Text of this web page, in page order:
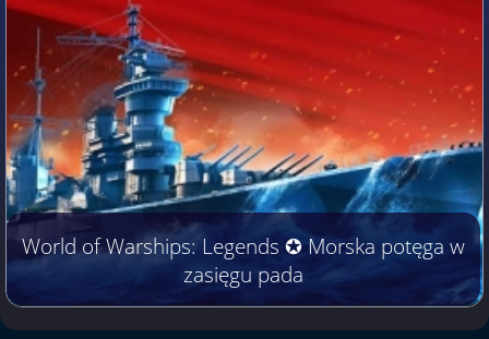
World of Warships: Legends ✪ Morska potęga w
zasięgu pada